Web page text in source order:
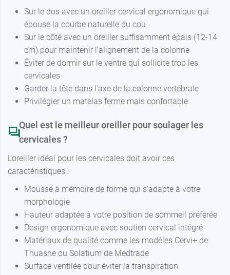
Sur le dos avec un oreiller cervical ergonomique qui
épouse la courbe naturelle du cou
Sur le côté avec un oreiller suffisamment épais (12-14
cm) pour maintenir l'alignement de la colonne
Éviter de dormir sur le ventre qui sollicite trop les
cervicales
Garder la tête dans l'axe de la colonne vertébrale
Privilégier un matelas ferme mais confortable
Quel est le meilleur oreiller pour soulager les
cervicales ?
L'oreiller idéal pour les cervicales doit avoir ces
caractéristiques :
Mousse à mémoire de forme qui s'adapte à votre
morphologie
Hauteur adaptée à votre position de sommeil préférée
Design ergonomique avec soutien cervical intégré
Matériaux de qualité comme les modèles Cervi+ de
Thuasne ou Solatium de Medtrade
Surface ventilée pour éviter la transpiration